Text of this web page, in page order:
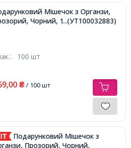
Мішечок з Органзи,
Чорний, 18х13см,...(УТ100032883)
100 шт
₴/ 100 шт
Подарунковий Мішечок з
Прозорий, Чорний,